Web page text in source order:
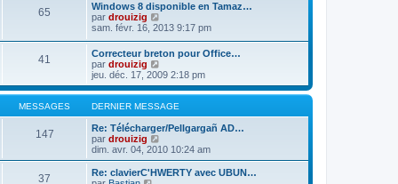
65
Windows 8 disponible en Tamaz…
par drouizig
o
u
l
t
e
r
l
d
e
r
n
i
sam. févr. 16, 2013 9:17 pm
41
Correcteur breton pour Office…
par drouizig
o
n
s
u
l
t
r
l
e
jeu. déc. 17, 2009 2:18 pm
MESSAGES DERNIER MESSAGE
147
Re: Télécharger/Pellgargañ AD…
par drouizig
o
n
s
dim. avr. 04, 2010 10:24 am
37
Re: clavierC'HWERTY avec UBUN…